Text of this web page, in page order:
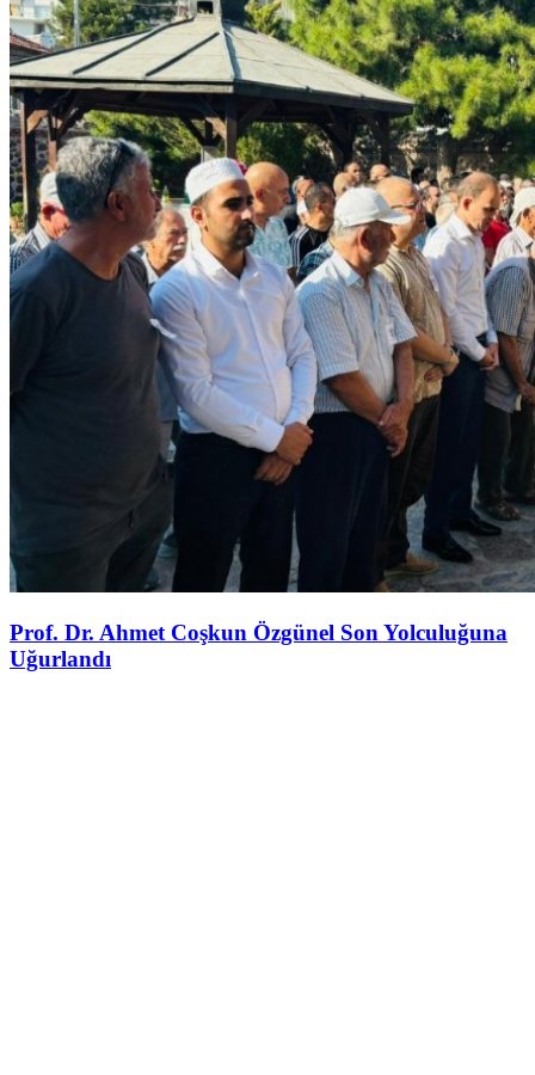
Prof. Dr. Ahmet Coşkun Özgünel Son Yolculuğuna
Uğurlandı